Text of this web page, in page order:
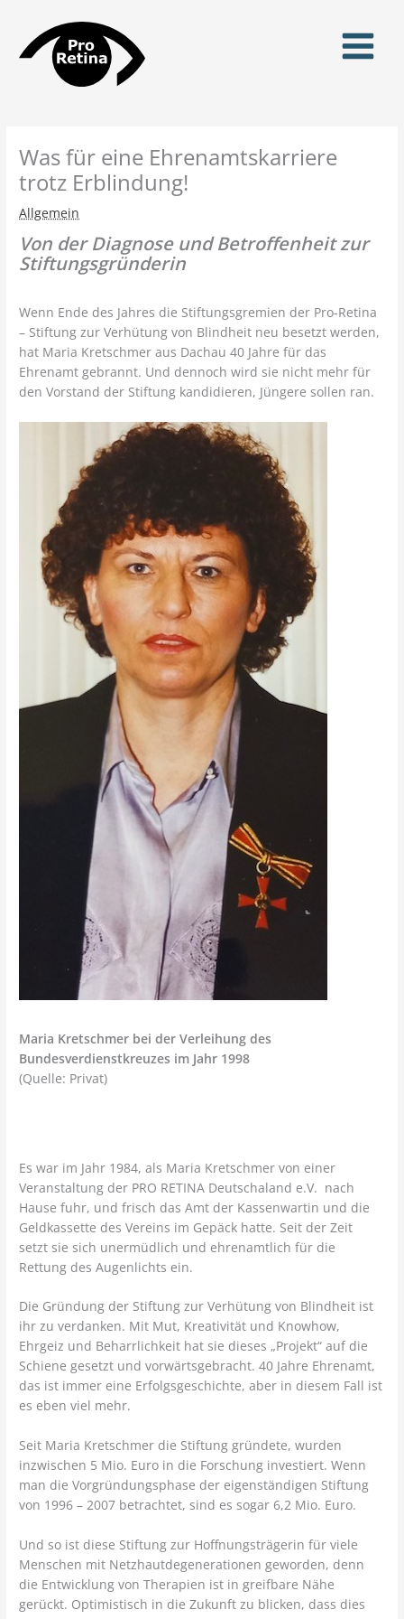
springen
Was für eine Ehrenamtskarriere
trotz Erblindung!
Allgemein
Von der Diagnose und Betroffenheit zur
Stiftungsgründerin
Wenn Ende des Jahres die Stiftungsgremien der Pro-Retina
– Stiftung zur Verhütung von Blindheit neu besetzt werden,
hat Maria Kretschmer aus Dachau 40 Jahre für das
Ehrenamt gebrannt. Und dennoch wird sie nicht mehr für
den Vorstand der Stiftung kandidieren, Jüngere sollen ran.
Maria Kretschmer bei der Verleihung des
Bundesverdienstkreuzes im Jahr 1998
(Quelle: Privat)
Es war im Jahr 1984, als Maria Kretschmer von einer
Veranstaltung der PRO RETINA Deutschaland e.V. nach
Hause fuhr, und frisch das Amt der Kassenwartin und die
Geldkassette des Vereins im Gepäck hatte. Seit der Zeit
setzt sie sich unermüdlich und ehrenamtlich für die
Rettung des Augenlichts ein.
Die Gründung der Stiftung zur Verhütung von Blindheit ist
ihr zu verdanken. Mit Mut, Kreativität und Knowhow,
Ehrgeiz und Beharrlichkeit hat sie dieses „Projekt“ auf die
Schiene gesetzt und vorwärtsgebracht. 40 Jahre Ehrenamt,
das ist immer eine Erfolgsgeschichte, aber in diesem Fall ist
es eben viel mehr.
Seit Maria Kretschmer die Stiftung gründete, wurden
inzwischen 5 Mio. Euro in die Forschung investiert. Wenn
man die Vorgründungsphase der eigenständigen Stiftung
von 1996 – 2007 betrachtet, sind es sogar 6,2 Mio. Euro.
Und so ist diese Stiftung zur Hoffnungsträgerin für viele
Menschen mit Netzhautdegenerationen geworden, denn
die Entwicklung von Therapien ist in greifbare Nähe
gerückt. Optimistisch in die Zukunft zu blicken, dass dies